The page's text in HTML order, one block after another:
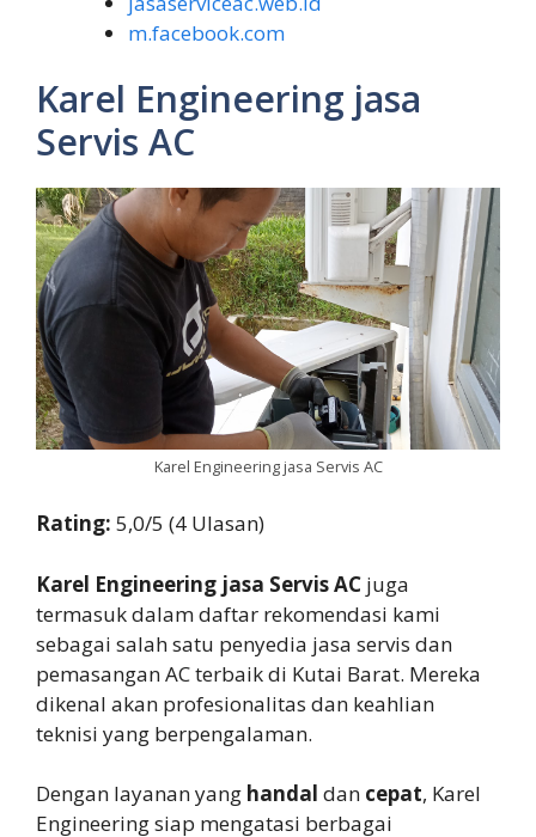
m.facebook.com
Karel Engineering jasa
Servis AC
Karel Engineering jasa Servis AC
Rating: 5,0/5 (4 Ulasan)
Karel Engineering jasa Servis AC juga
termasuk dalam daftar rekomendasi kami
sebagai salah satu penyedia jasa servis dan
pemasangan AC terbaik di Kutai Barat. Mereka
dikenal akan profesionalitas dan keahlian
teknisi yang berpengalaman.
Dengan layanan yang handal dan cepat, Karel
Engineering siap mengatasi berbagai